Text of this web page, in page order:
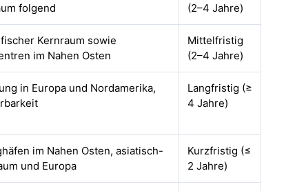
folgend
(2–4 Jahre)
Kernraum sowie
im Nahen Osten
Mittelfristig
(2–4 Jahre)
in Europa und Nordamerika,
Langfristig (≥
4 Jahre)
im Nahen Osten, asiatisch-
und Europa
Kurzfristig (≤
2 Jahre)